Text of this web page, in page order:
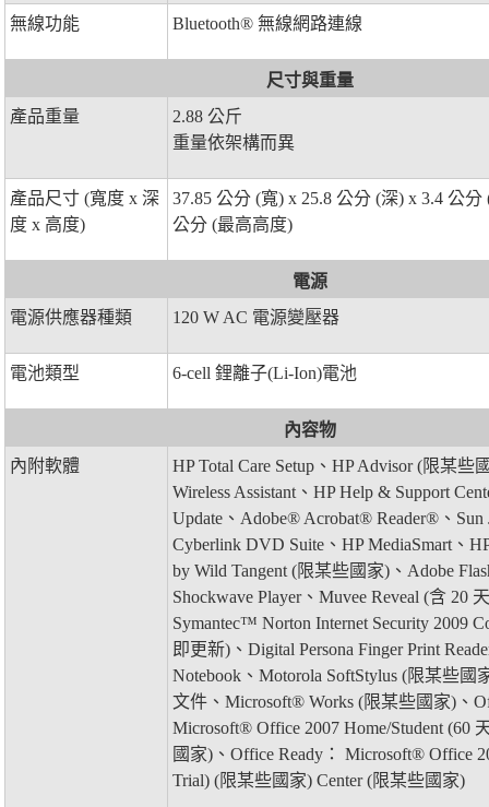
無線功能 Bluetooth® 無線網路連線
尺寸與重量
產品重量
2.88 公斤
重量依架構而異
產品尺寸 (寬度 x 深
度 x 高度)
37.85 公分 (寬) x 25.8 公分 (深) x 3.4 公分
公分 (最高高度)
電源
電源供應器種類
120 W AC 電源變壓器
電池類型 6-cell 鋰離子(Li-Ion)電池
內容物
內附軟體
HP Total Care Setup、HP Advisor (限某些
Wireless Assistant、HP Help & Support
Update、Adobe® Acrobat® Reader®、Sun
Cyberlink DVD Suite、HP MediaSmart、
by Wild Tangent (限某些國家)、Adobe
Shockwave Player、Muvee Reveal (含 20
Symantec™ Norton Internet Security 2009
即更新)、Digital Persona Finger Print
Notebook、Motorola SoftStylus (限某些國
文件、Microsoft® Works (限某些國家)、
Microsoft® Office 2007 Home/Student (60
國家)、Office Ready： Microsoft® Office
Trial) (限某些國家) Center (限某些國家)